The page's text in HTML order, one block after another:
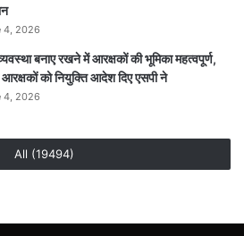
4, 2026
बनाए रखने में आरक्षकों की भूमिका महत्वपूर्ण,
को नियुक्ति आदेश दिए एसपी ने
4, 2026
All (19494)